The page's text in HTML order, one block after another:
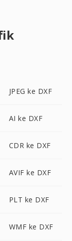
JPEG ke DXF
AI ke DXF
CDR ke DXF
AVIF ke DXF
PLT ke DXF
WMF ke DXF